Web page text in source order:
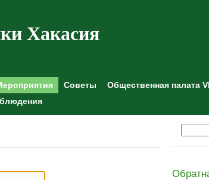
Хакасия
Советы Общественная палата